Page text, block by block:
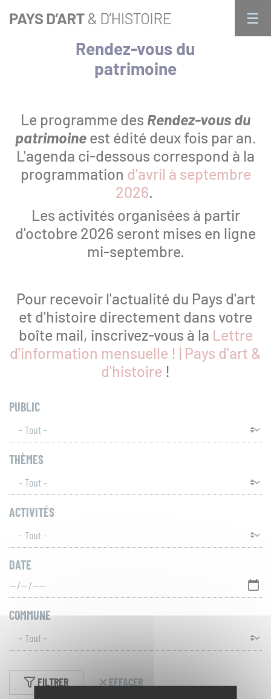
au
☰
recherchez-
?
SUR
ACCÈS
RAPIDES
Actualités
Réserver une activité
Foire aux questions
Qui sommes nous ?
Activités
Public individuel : les rendez-vous du
Visites en groupe
Patrimoines
Ressources
Rendez-vous du
patrimoine
Le programme des Rendez-vous du
patrimoineest édité deux fois par an.
L'agenda ci-dessous correspond à la
programmation d'avril à septembre
2026.
Les activités organisées à partir
d'octobre 2026 seront mises en ligne
mi-septembre.
Pour recevoir l'actualité du Pays d'art
et d'histoire directement dans votre
boîte mail, inscrivez-vous à la Lettre
d'information mensuelle ! | Pays d'art &
d'histoire !
PUBLIC
THÈMES
ACTIVITÉS
DATE
COMMUNE
FILTRER EFFACER